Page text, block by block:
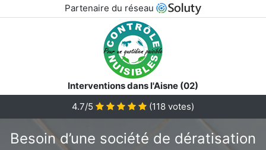
Partenaire du réseau
Interventions dans l'Aisne (02)
4.7/5
(118 votes)
Besoin d’une société de dératisation